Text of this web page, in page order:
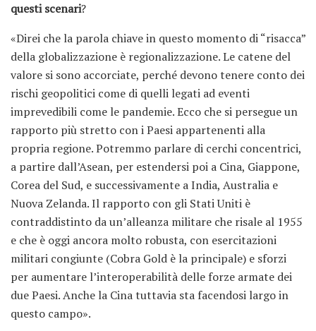
questi scenari?
«Direi che la parola chiave in questo momento di “risacca”
della globalizzazione è regionalizzazione. Le catene del
valore si sono accorciate, perché devono tenere conto dei
rischi geopolitici come di quelli legati ad eventi
imprevedibili come le pandemie. Ecco che si persegue un
rapporto più stretto con i Paesi appartenenti alla
propria regione. Potremmo parlare di cerchi concentrici,
a partire dall’Asean, per estendersi poi a Cina, Giappone,
Corea del Sud, e successivamente a India, Australia e
Nuova Zelanda. Il rapporto con gli Stati Uniti è
contraddistinto da un’alleanza militare che risale al 1955
e che è oggi ancora molto robusta, con esercitazioni
militari congiunte (Cobra Gold è la principale) e sforzi
per aumentare l’interoperabilità delle forze armate dei
due Paesi. Anche la Cina tuttavia sta facendosi largo in
questo campo».